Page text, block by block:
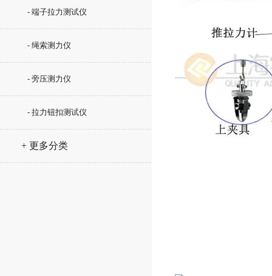
- 端子拉力测试仪
- 绳索测力仪
- 旁压测力仪
- 拉力钮扣测试仪
+ 更多分类